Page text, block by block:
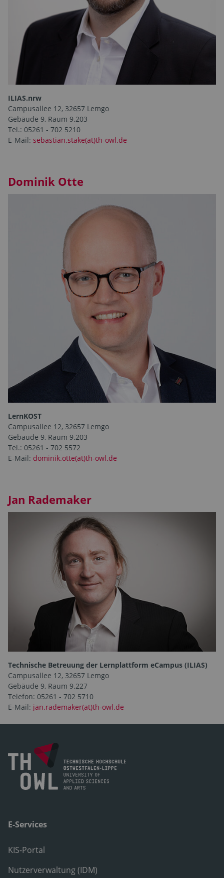
ILIAS.nrw
Campusallee 12, 32657 Lemgo
Gebäude 9, Raum 9.203
Tel.: 05261 - 702 5210
E-Mail: sebastian.stake(at)th-owl.de
Dominik Otte
LernKOST
Campusallee 12, 32657 Lemgo
Gebäude 9, Raum 9.203
Tel.: 05261 - 702 5572
E-Mail: dominik.otte(at)th-owl.de
Jan Rademaker
Technische Betreuung der Lernplattform eCampus (ILIAS)
Campusallee 12, 32657 Lemgo
Gebäude 9, Raum 9.227
Telefon: 05261 - 702 5710
E-Mail: jan.rademaker(at)th-owl.de
E-Services
KIS-Portal
Nutzerverwaltung (IDM)